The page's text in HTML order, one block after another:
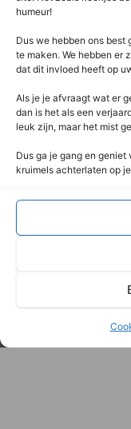
humeur!
Dus we hebben ons
te maken. We hebben er
dat dit invloed heeft op
Als je je afvraagt ​​wat er
dan is het als een
leuk zijn, maar het mist
Dus ga je gang en
kruimels achterlaten op
Contacteer Ons
Rentek BV –
Nieuwpoortlaan
3600 Genk
Limburg – België
BTW : BE-